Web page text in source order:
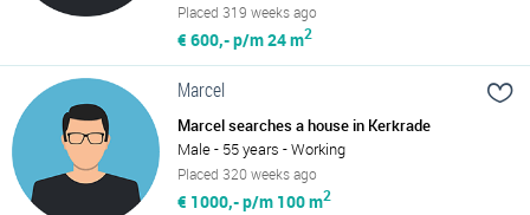
Placed 319 weeks ago
€ 600,- p/m24 m2
Marcel
Marcel searches a house in Kerkrade
Male - 55 years - Working
Placed 320 weeks ago
€ 1000,- p/m 100 m2